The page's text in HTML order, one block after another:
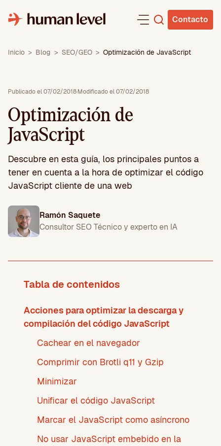
contenido
Contacto
Inicio > Blog > SEO/GEO > Optimización de JavaScript
Publicado el 07/02/2018·Modificado el 07/02/2018
Optimización de
JavaScript
Descubre en esta guía, los principales puntos a
tener en cuenta a la hora de optimizar el código
JavaScript cliente de una web
Ramón Saquete
Consultor SEO Técnico y experto en IA
Tabla de contenidos
Acciones para optimizar la descarga y
compilación del código JavaScript
Cachear en el navegador
Comprimir con Brotli q11 y Gzip
Minimizar
Unificar el código JavaScript
Marcar el JavaScript como asíncrono
No usar JavaScript embebido en la